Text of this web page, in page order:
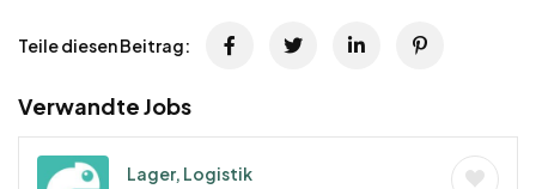
Teile diesen Beitrag:
Verwandte Jobs
Lager, Logistik